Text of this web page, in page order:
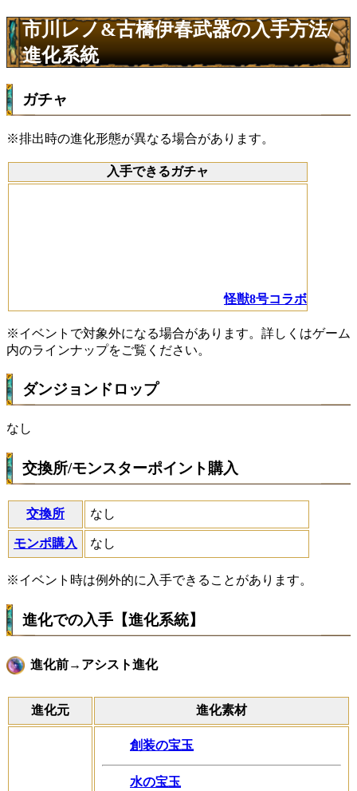
市川レノ&古橋伊春武器の入手方法/
進化系統
ガチャ
※排出時の進化形態が異なる場合があります。
入手できるガチャ
怪獣8号コラボ
※イベントで対象外になる場合があります。詳しくはゲーム
内のラインナップをご覧ください。
ダンジョンドロップ
なし
交換所/モンスターポイント購入
交換所 なし
モンポ購入 なし
※イベント時は例外的に入手できることがあります。
進化での入手【進化系統】
進化前→アシスト進化
進化元 進化素材
創装の宝玉
水の宝玉